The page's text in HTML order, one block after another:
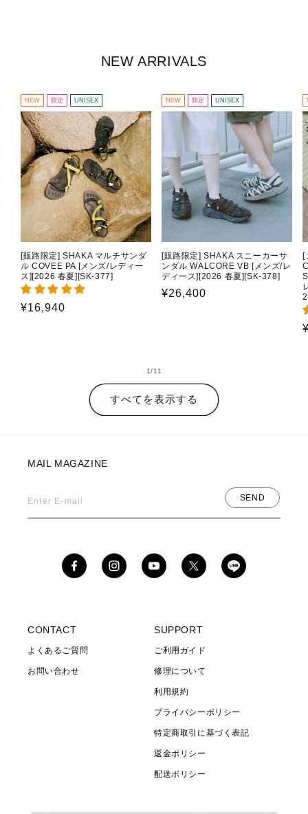
NEW ARRIVALS
NEW 限定 UNISEX
[販路限定] SHAKA マルチサンダ
ル COVEE PA [メンズ/レディー
ス][2026 春夏][SK-377]
通
¥16,940
NEW 限定 UNISEX
[販路限定] SHAKA スニーカーサ
ンダル WALCORE VB [メンズ/レ
ディース][2026 春夏][SK-378]
通
¥26,400
[
1/の
11
すべてを表示する
CONTACT
よくあるご質問
お問い合わせ
SUPPORT
ご利用ガイド
修理について
利用規約
プライバシーポリシー
特定商取引に基づく表記
返金ポリシー
配送ポリシー
MAIL MAGAZINE
Enter E-mail SEND
FacebookInstagramYouTubeX